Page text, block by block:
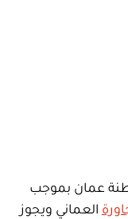
عمان بموجب
العماني ويجوز